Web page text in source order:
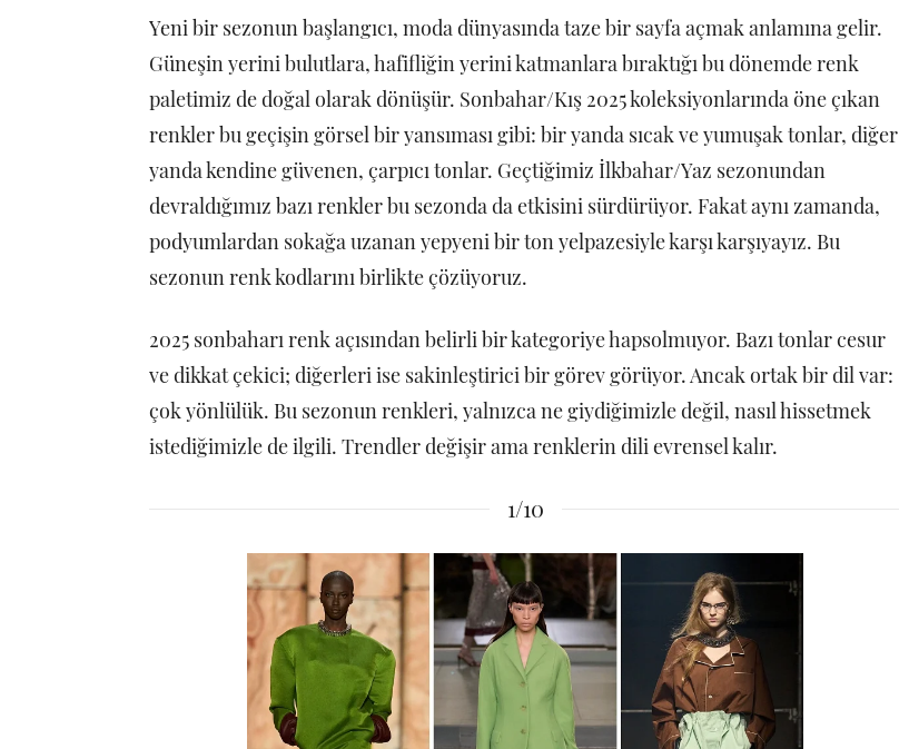
Yeni bir sezonun başlangıcı, moda dünyasında taze bir sayfa açmak anlamına gelir.
Güneşin yerini bulutlara, hafifliğin yerini katmanlara bıraktığı bu dönemde renk
paletimiz de doğal olarak dönüşür. Sonbahar/Kış 2025 koleksiyonlarında öne çıkan
renkler bu geçişin görsel bir yansıması gibi: bir yanda sıcak ve yumuşak tonlar, diğer
yanda kendine güvenen, çarpıcı tonlar. Geçtiğimiz İlkbahar/Yaz sezonundan
devraldığımız bazı renkler bu sezonda da etkisini sürdürüyor. Fakat aynı zamanda,
podyumlardan sokağa uzanan yepyeni bir ton yelpazesiyle karşı karşıyayız. Bu
sezonun renk kodlarını birlikte çözüyoruz.
2025 sonbaharı renk açısından belirli bir kategoriye hapsolmuyor. Bazı tonlar cesur
ve dikkat çekici; diğerleri ise sakinleştirici bir görev görüyor. Ancak ortak bir dil var:
çok yönlülük. Bu sezonun renkleri, yalnızca ne giydiğimizle değil, nasıl hissetmek
istediğimizle de ilgili. Trendler değişir ama renklerin dili evrensel kalır.
1/10